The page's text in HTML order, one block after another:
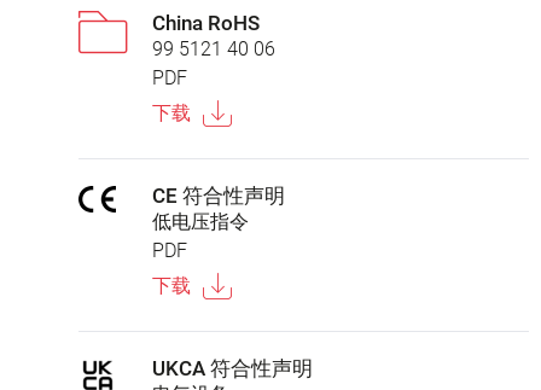
China RoHS
99 5121 40 06
PDF
下载
CE 符合性声明
低电压指令
PDF
下载
UKCA 符合性声明